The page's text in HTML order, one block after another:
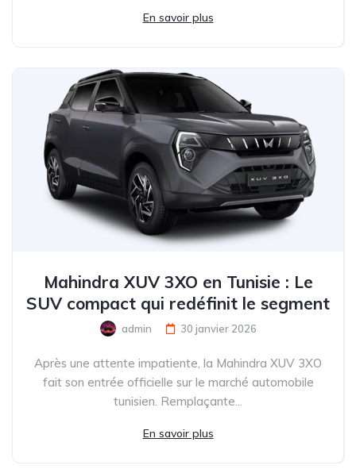
En savoir plus
Mahindra XUV 3XO en Tunisie : Le
SUV compact qui redéfinit le segment
admin 30 janvier 2026
Après une attente impatiente, la Mahindra XUV 3XO
fait son entrée officielle sur le marché automobile
tunisien. Remplaçante...
En savoir plus